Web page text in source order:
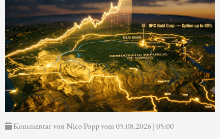
Kommentar von Nico Popp vom 05.08.2026 | 05:00